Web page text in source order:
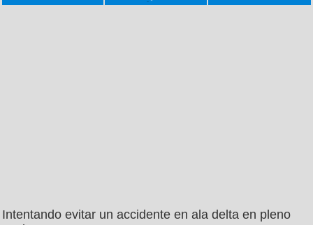
Intentando evitar un accidente en ala delta en pleno